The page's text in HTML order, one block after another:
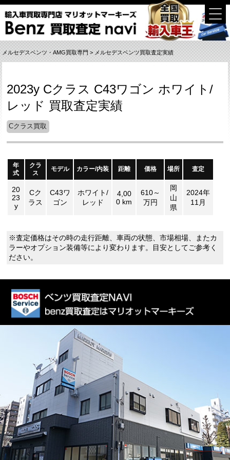
メルセデスベンツ・AMG買取専門 > メルセデスベンツ買取査定実績
2023y Cクラス C43ワゴン ホワイト/
レッド 買取査定実績
Cクラス買取
年
式
クラ
ス
モデル カラー/内装 距離 価格 場所 査定
20
23
y
Cク
ラス
C43ワ
ゴン
ホワイト/
レッド
4,00
0 km
610～
万円
岡
山
県
2024年
11月
※査定価格はその時の走行距離、車両の状態、市場相場、またカ
ラーやオプション装備等により変わります。目安としてご参考く
ださい。